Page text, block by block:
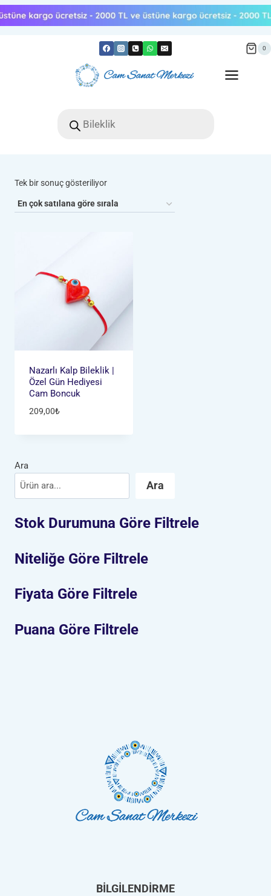
Skip
to
0
search
Tek bir sonuç gösteriliyor
Nazarlı Kalp Bileklik |
Özel Gün Hediyesi
Cam Boncuk
209,00₺
Ara
Ara
Stok Durumuna Göre Filtrele
Niteliğe Göre Filtrele
Fiyata Göre Filtrele
Puana Göre Filtrele
BİLGİLENDİRME